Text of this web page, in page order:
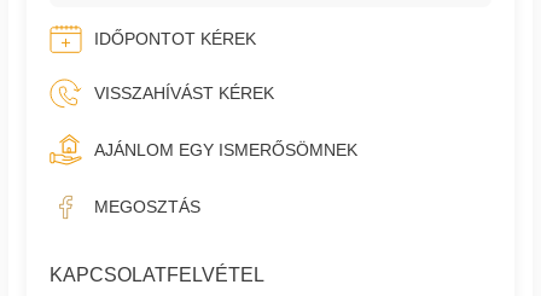
IDŐPONTOT KÉREK
VISSZAHÍVÁST KÉREK
AJÁNLOM EGY ISMERŐSÖMNEK
MEGOSZTÁS
KAPCSOLATFELVÉTEL